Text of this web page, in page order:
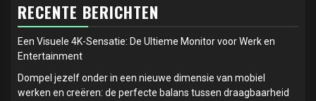
RECENTE BERICHTEN
Een Visuele 4K-Sensatie: De Ultieme Monitor voor Werk en
Entertainment
Dompel jezelf onder in een nieuwe dimensie van mobiel
werken en creëren: de perfecte balans tussen draagbaarheid